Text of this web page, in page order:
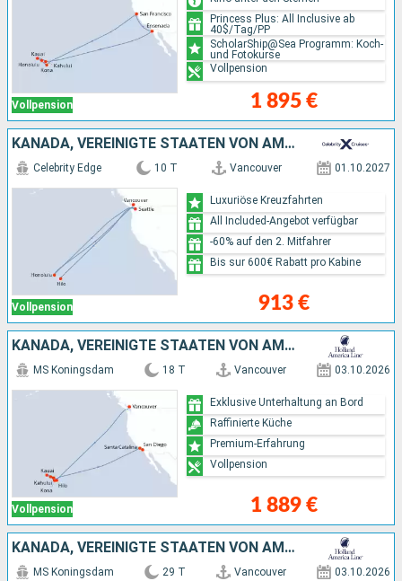
Vollpension 1 895 €
Princess Plus: All Inclusive ab
40$/Tag/PP
ScholarShip@Sea Programm: Koch-
und Fotokurse
Vollpension
KANADA, VEREINIGTE STAATEN VON AMERIKA
Vollpension
Celebrity Edge 10 T Vancouver 01.10.2027
913 €
Luxuriöse Kreuzfahrten
All Included-Angebot verfügbar
-60% auf den 2. Mitfahrer
Bis sur 600€ Rabatt pro Kabine
KANADA, VEREINIGTE STAATEN VON AMERIKA
Vollpension
MS Koningsdam 18 T Vancouver 03.10.2026
1 889 €
Exklusive Unterhaltung an Bord
Raffinierte Küche
Premium-Erfahrung
Vollpension
KANADA, VEREINIGTE STAATEN VON AMERIKA, MEXIKO
MS Koningsdam 29 T Vancouver 03.10.2026